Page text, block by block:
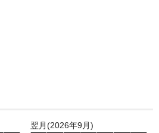
翌月(2026年9月)